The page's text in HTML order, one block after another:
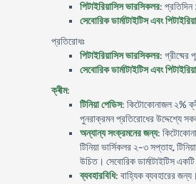
পিটাইরিয়াসিস ভারসিকলর: প্রতিদিন
সেবোরিক ডার্মাটাইটিস এবং
প্রতিরোধঃ
পিটাইরিয়াসিস ভারসিকলর: গ্রীষ্মের
সেবোরিক ডার্মাটাইটিস এবং
ক্ৰীম:
টিনিয়া পেডিস: কিটোকোনাজল ২%
পুনরাক্রমন প্রতিরোধের উদ্দেশ্যে
অন্যান্য সংক্রমনের জন্য:
টিনিয়া ভার্সিকলর ২-৩ সপ্তাহ,
উচিত। সেবোরিক ডার্মাটাইটিস
ব্যবহারবিধি: বাহ্যিক ব্যবহারের জন্য।